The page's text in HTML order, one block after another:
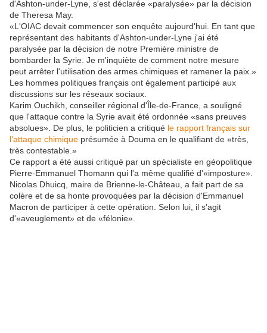
d'Ashton-under-Lyne, s'est déclarée «paralysée» par la décision
de Theresa May.
«L'OIAC devait commencer son enquête aujourd'hui. En tant que
représentant des habitants d'Ashton-under-Lyne j'ai été
paralysée par la décision de notre Première ministre de
bombarder la Syrie. Je m'inquiète de comment notre mesure
peut arrêter l'utilisation des armes chimiques et ramener la paix.»
​Les hommes politiques français ont également participé aux
discussions sur les réseaux sociaux.
Karim Ouchikh, conseiller régional d'Île-de-France, a souligné
que l'attaque contre la Syrie avait été ordonnée «sans preuves
absolues». De plus, le politicien a critiqué le rapport français sur
l'attaque chimique présumée à Douma en le qualifiant de «très,
très contestable.»
​Ce rapport a été aussi critiqué par un spécialiste en géopolitique
Pierre-Emmanuel Thomann qui l'a même qualifié d'«imposture».
​Nicolas Dhuicq, maire de Brienne-le-Château, a fait part de sa
colère et de sa honte provoquées par la décision d'Emmanuel
Macron de participer à cette opération. Selon lui, il s'agit
d'«aveuglement» et de «félonie».